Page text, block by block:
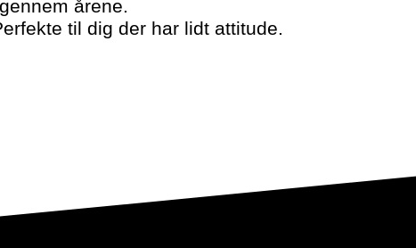
årene.
til dig der har lidt attitude.